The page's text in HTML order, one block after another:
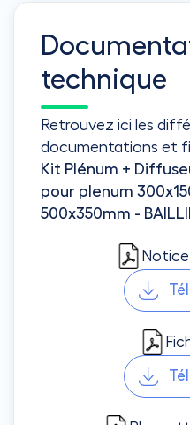
technique
Retrouvez ici les
documentations et
Kit Plénum +
pour plenum
500x350mm -